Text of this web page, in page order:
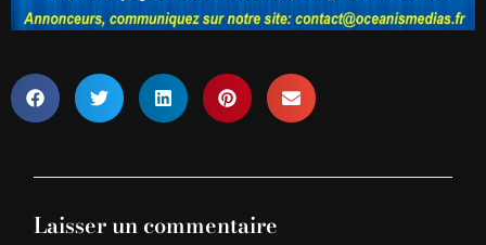
Laisser un commentaire